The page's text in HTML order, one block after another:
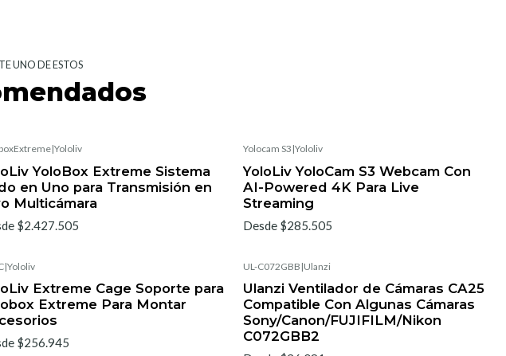
UNO DE ESTOS
|Yololiv
YoloBox Extreme Sistema
en Uno para Transmisión en
Multicámara
$2.427.505
Yolocam S3 |Yololiv
YoloLiv YoloCam S3 Webcam Con
AI-Powered 4K Para Live
Streaming
Desde $285.505
|Yololiv
Extreme Cage Soporte para
Extreme Para Montar
$256.945
UL-C072GBB |Ulanzi
Ulanzi Ventilador de Cámaras CA25
Compatible Con Algunas Cámaras
Sony/Canon/FUJIFILM/Nikon
C072GBB2